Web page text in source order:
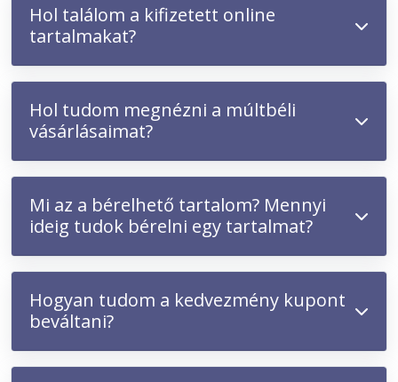
Hol találom a kifizetett online
tartalmakat?
Hol tudom megnézni a múltbéli
vásárlásaimat?
Mi az a bérelhető tartalom? Mennyi
ideig tudok bérelni egy tartalmat?
Hogyan tudom a kedvezmény kupont
beváltani?